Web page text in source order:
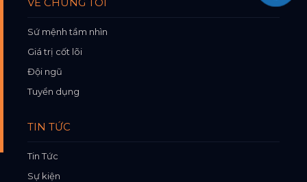
Sứ mệnh tầm nhìn
Giá trị cốt lõi
Đội ngũ
Tuyển dụng
TIN TỨC
Tin Tức
Sự kiện